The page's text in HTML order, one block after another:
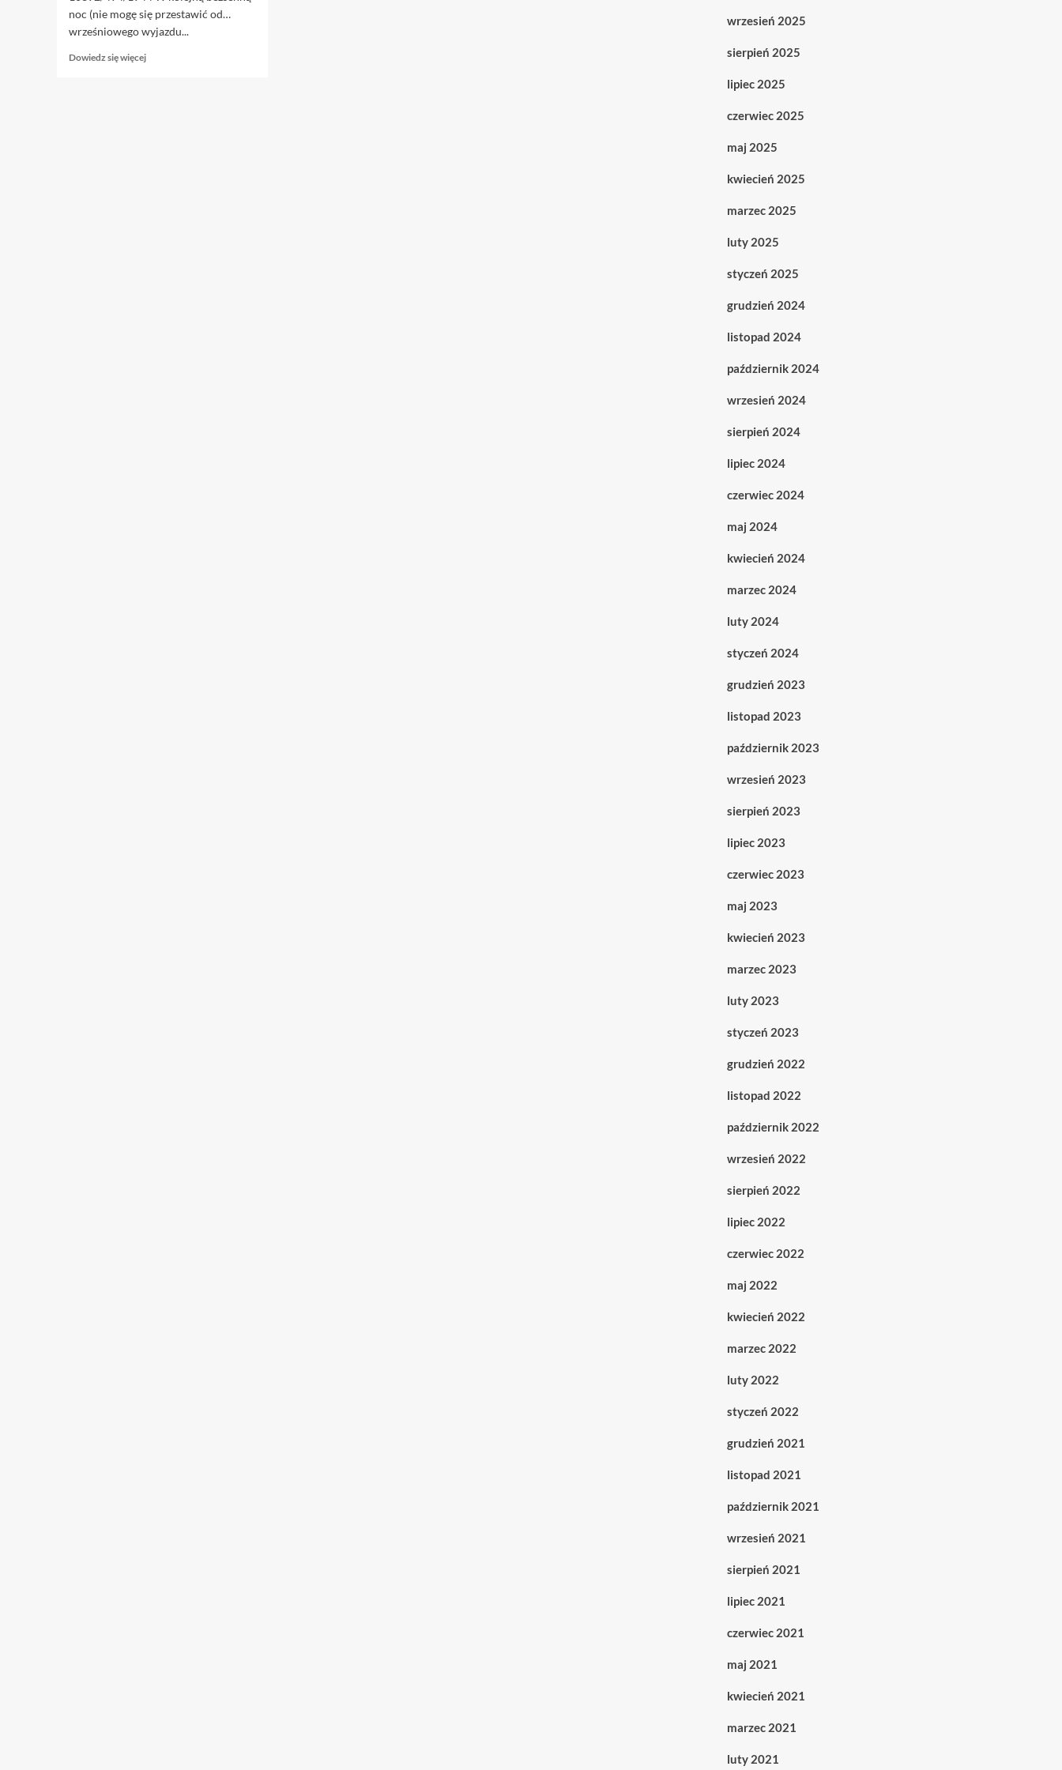
noc (nie mogę się przestawić od…
wrześniowego wyjazdu...
Dowiedz się więcejDowiedz
wrzesień 2025
sierpień 2025
lipiec 2025
czerwiec 2025
maj 2025
kwiecień 2025
marzec 2025
luty 2025
styczeń 2025
grudzień 2024
listopad 2024
październik 2024
wrzesień 2024
sierpień 2024
lipiec 2024
czerwiec 2024
maj 2024
kwiecień 2024
marzec 2024
luty 2024
styczeń 2024
grudzień 2023
listopad 2023
październik 2023
wrzesień 2023
sierpień 2023
lipiec 2023
czerwiec 2023
maj 2023
kwiecień 2023
marzec 2023
luty 2023
styczeń 2023
grudzień 2022
listopad 2022
październik 2022
wrzesień 2022
sierpień 2022
lipiec 2022
czerwiec 2022
maj 2022
kwiecień 2022
marzec 2022
luty 2022
styczeń 2022
grudzień 2021
listopad 2021
październik 2021
wrzesień 2021
sierpień 2021
lipiec 2021
czerwiec 2021
maj 2021
kwiecień 2021
marzec 2021
luty 2021